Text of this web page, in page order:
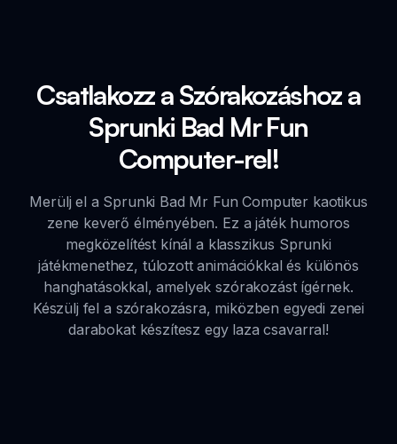
Csatlakozz a Szórakozáshoz a
Sprunki Bad Mr Fun
Computer-rel!
Merülj el a Sprunki Bad Mr Fun Computer kaotikus
zene keverő élményében. Ez a játék humoros
megközelítést kínál a klasszikus Sprunki
játékmenethez, túlozott animációkkal és különös
hanghatásokkal, amelyek szórakozást ígérnek.
Készülj fel a szórakozásra, miközben egyedi zenei
darabokat készítesz egy laza csavarral!